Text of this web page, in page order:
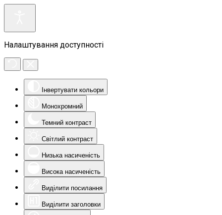
Налаштування доступності
Інвертувати кольори
Монохромний
Темний контраст
Світлий контраст
Низька насиченість
Висока насиченість
Виділити посилання
Виділити заголовки